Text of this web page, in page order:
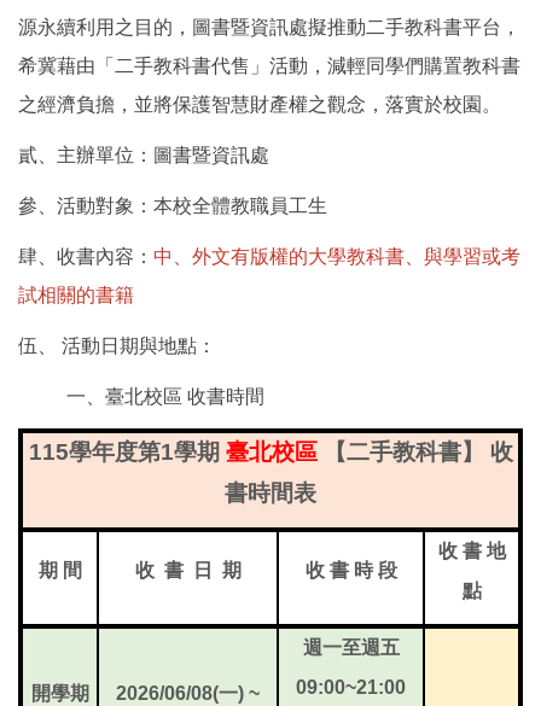
源永續利用之目的，圖書暨資訊處擬推動二手教科書平台，
希冀藉由「二手教科書代售」活動，減輕同學們購置教科書
之經濟負擔，並將保護智慧財產權之觀念，落實於校園。
貳、主辦單位：圖書暨資訊處
參、活動對象：本校全體教職員工生
肆、收書內容： 中、外文有版權的大學教科書、與學習或考
試相關的書籍
伍、 活動日期與地點：
一、臺北校區 收書時間
115學年度第1學期 臺北校區【二手教科書】 收
書時間表
期 間 收 書 日 期 收 書 時 段
收 書 地
點
開學期
2026/06/08(一) ~
週一至週五
09:00~21:00